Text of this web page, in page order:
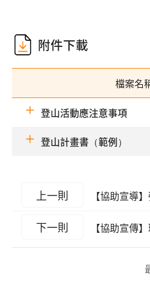
附件下載
檔案名
登山活動應注意事項
登山計畫書（範例）
上一則 【協助宣導】強『
下一則 【協助宣傳】